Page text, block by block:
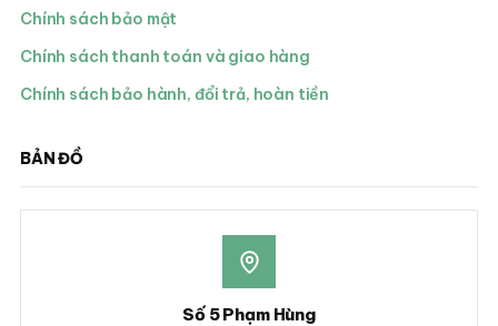
Chính sách bảo mật
Chính sách thanh toán và giao hàng
Chính sách bảo hành, đổi trả, hoàn tiền
BẢN ĐỒ
Số 5 Phạm Hùng